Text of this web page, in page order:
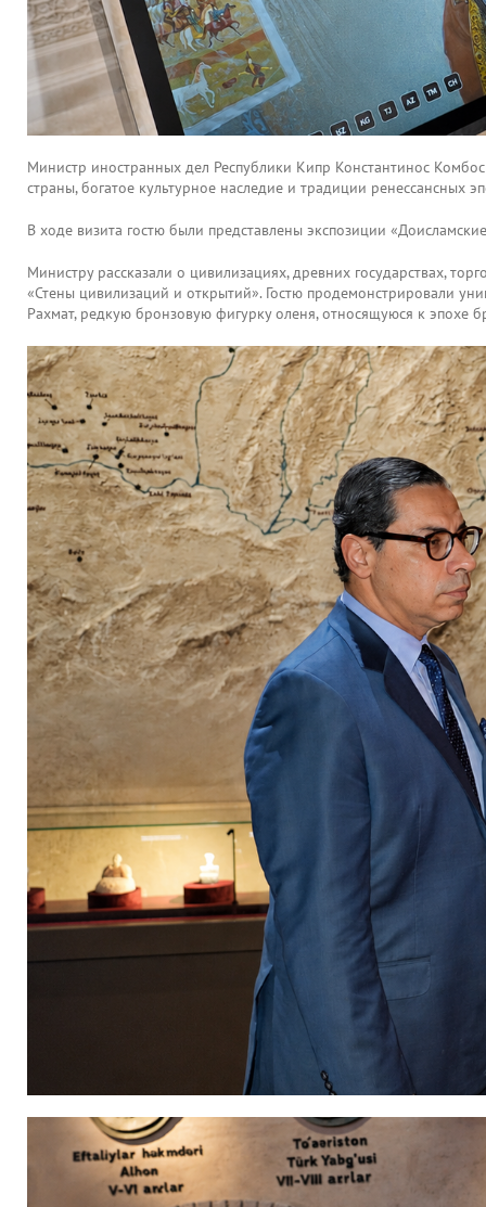
Министр иностранных дел Республики Кипр Константинос
страны, богатое культурное наследие и традиции ренессансных
В ходе визита гостю были представлены экспозиции
Министру рассказали о цивилизациях, древних государствах,
«Стены цивилизаций и открытий». Гостю продемонстрировали
Рахмат, редкую бронзовую фигурку оленя, относящуюся к эпохе